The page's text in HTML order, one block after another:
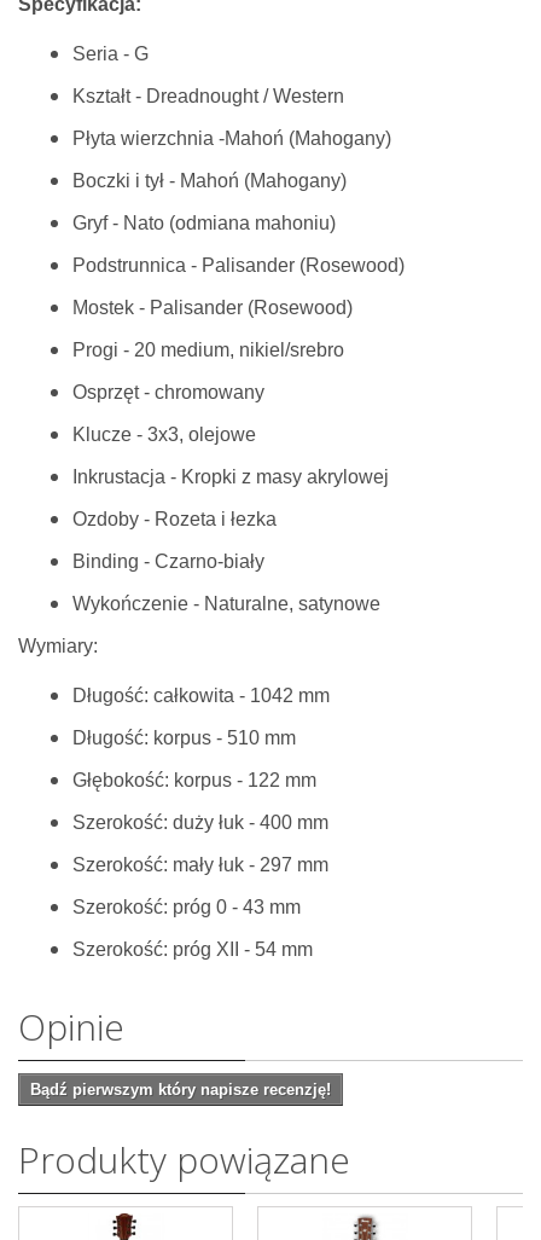
Specyfikacja:
Seria - G
Kształt - Dreadnought / Western
Płyta wierzchnia -Mahoń (Mahogany)
Boczki i tył - Mahoń (Mahogany)
Gryf - Nato (odmiana mahoniu)
Podstrunnica - Palisander (Rosewood)
Mostek - Palisander (Rosewood)
Progi - 20 medium, nikiel/srebro
Osprzęt - chromowany
Klucze - 3x3, olejowe
Inkrustacja - Kropki z masy akrylowej
Ozdoby - Rozeta i łezka
Binding - Czarno-biały
Wykończenie - Naturalne, satynowe
Wymiary:
Długość: całkowita - 1042 mm
Długość: korpus - 510 mm
Głębokość: korpus - 122 mm
Szerokość: duży łuk - 400 mm
Szerokość: mały łuk - 297 mm
Szerokość: próg 0 - 43 mm
Szerokość: próg XII - 54 mm
Opinie
Bądź pierwszym który napisze recenzję!
Produkty powiązane